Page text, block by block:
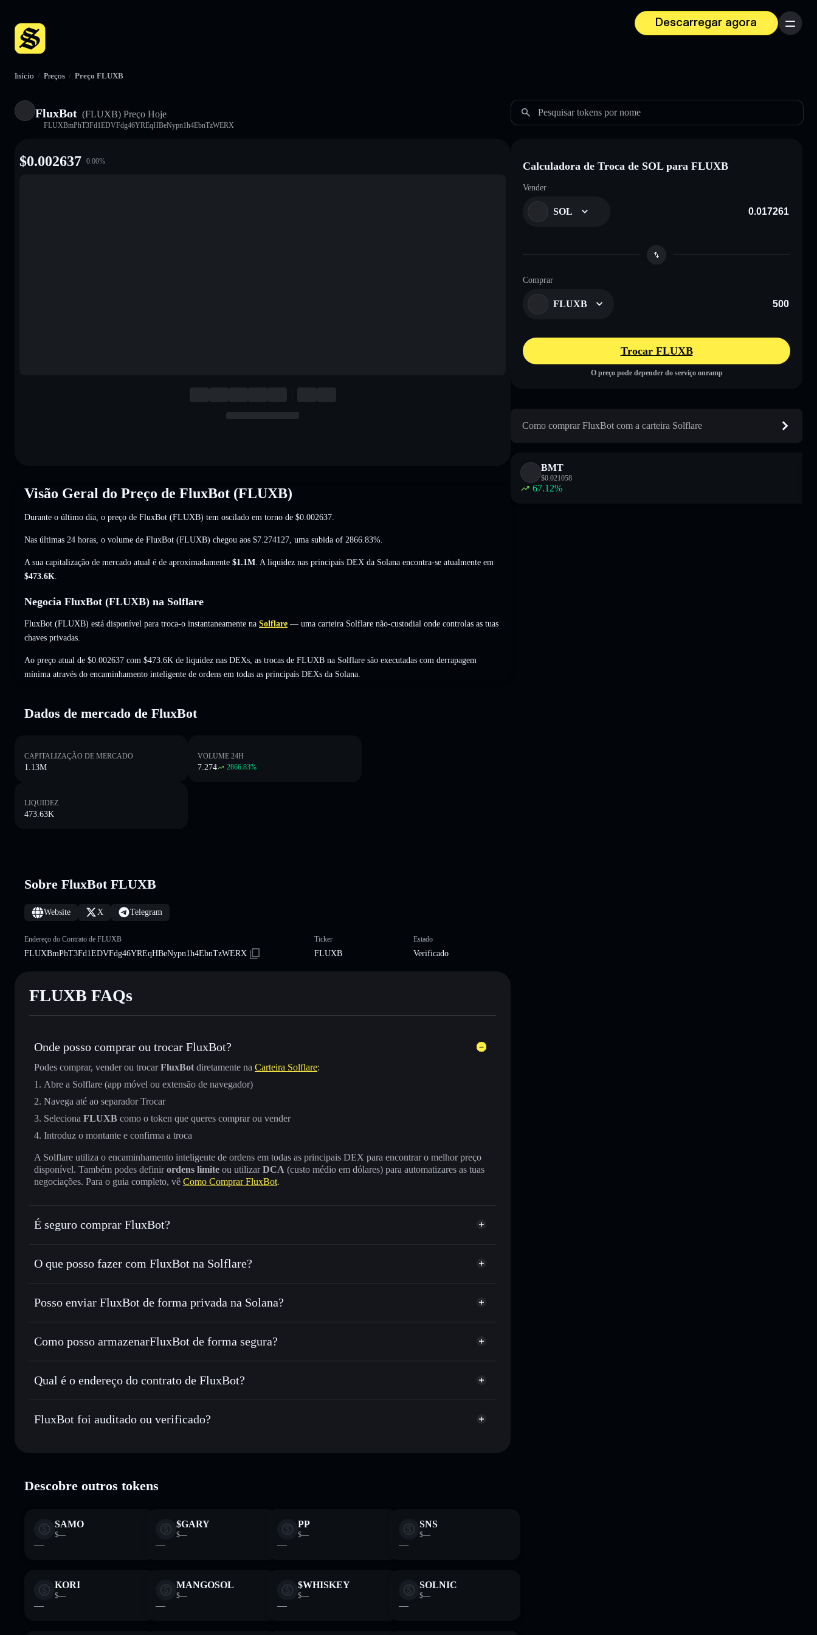
Descarregar agora
Menu
Início / Preços / Preço FLUXB
FluxBot (FLUXB) Preço Hoje
FLUXBmPhT3Fd1EDVFdg46YREqHBeNypn1h4EbnTzWERX
Pesquisar tokens por nome
$0.002637 0.00%
Visão Geral do Preço de FluxBot (FLUXB)
Durante o último dia, o preço de FluxBot (FLUXB) tem oscilado em torno de $0.002637
Nas últimas 24 horas, o volume de FluxBot (FLUXB) chegou aos $7.274127 uma subida of 2866.83%
A sua capitalização de mercado atual é de aproximadamente $1.1M . A liquidez nas principais DEX da Solana encontra-se atualmente em
$473.6K
Negocia FluxBot (FLUXB) na Solflare
FluxBot (FLUXB) está disponível para troca-o instantaneamente na Solflare — uma carteira Solflare não-custodial onde controlas as tuas
chaves privadas.
Ao preço atual de $0.002637 com $473.6K de liquidez nas DEXs, as trocas de FLUXB na Solflare são executadas com derrapagem
mínima através do encaminhamento inteligente de ordens em todas as principais DEXs da Solana.
Dados de mercado de FluxBot
CAPITALIZAÇÃO DE MERCADO
1.13M
VOLUME 24H
7.274 2866.83%
LIQUIDEZ
473.63K
Sobre FluxBot FLUXB
Website X Telegram
Endereço do Contrato de FLUXB
FLUXBmPhT3Fd1EDVFdg46YREqHBeNypn1h4EbnTzWERX
Ticker
FLUXB
Estado
Verificado
FLUXB FAQs
Onde posso comprar ou trocar FluxBot?
Podes comprar, vender ou trocarFluxBot diretamente na Carteira Solflare:
Abre a Solflare (app móvel ou extensão de navegador)
Navega até ao separador Trocar
Seleciona FLUXB como o token que queres comprar ou vender
Introduz o montante e confirma a troca
A Solflare utiliza o encaminhamento inteligente de ordens em todas as principais DEX para encontrar o melhor preço
disponível. Também podes definirordens limite ou utilizarDCA (custo médio em dólares) para automatizares as tuas
negociações. Para o guia completo, vê Como Comprar FluxBot.
É seguro comprar FluxBot?
FluxBot token verificado
O que posso fazer com FluxBot na Solflare?
FluxBot
Carteira Solflare
Trocar instantaneamente— trocar FLUXB por SOL, USDC, ou milhares de outros tokens Solana com
Privacidade integrado da Solflare
Acompanhar em tempo real— monitorizar o preço, volume, capitalização de mercado e liquidez de FLUXB
Manter em segurança
— guardar FLUXB numa carteira não-custodial onde controlas as tuas chaves privadas
Posso enviar FluxBot de forma privada na Solana?
Carteira Solflare
Agregador de Privacidade
Como posso armazenarFluxBot de forma segura?
FluxBot carteira não-custodial Solflare
Qual é o endereço do contrato de FluxBot?
FluxBot
FLUXBmPhT3Fd1EDVFdg46YREqHBeNypn1h4EbnTzWERX
FluxBot foi auditado ou verificado?
Descobre outros tokens
SAMO
$—
—
$GARY
$—
—
PP
$—
—
SNS
$—
—
KORI
$—
—
MANGOSOL
$—
—
$WHISKEY
$—
—
SOLNIC
$—
—
Calculadora de Troca de SOL para FLUXB
Vender
SOL
Comprar
FLUXB
Trocar FLUXB
O preço pode depender do serviço onramp
Como comprar FluxBot com a carteira Solflare
BMT
$0.021058
67.12%